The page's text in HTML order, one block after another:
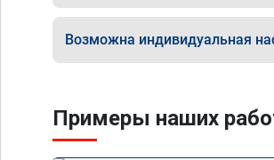
Возможна индивидуальная
Примеры наших